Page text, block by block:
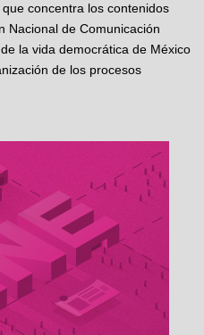
concentra los contenidos
Nacional de Comunicación
la vida democrática de México
de los procesos